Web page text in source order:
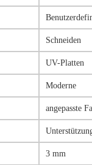
Schneiden
UV-Platten
Moderne
angepasste
3 mm